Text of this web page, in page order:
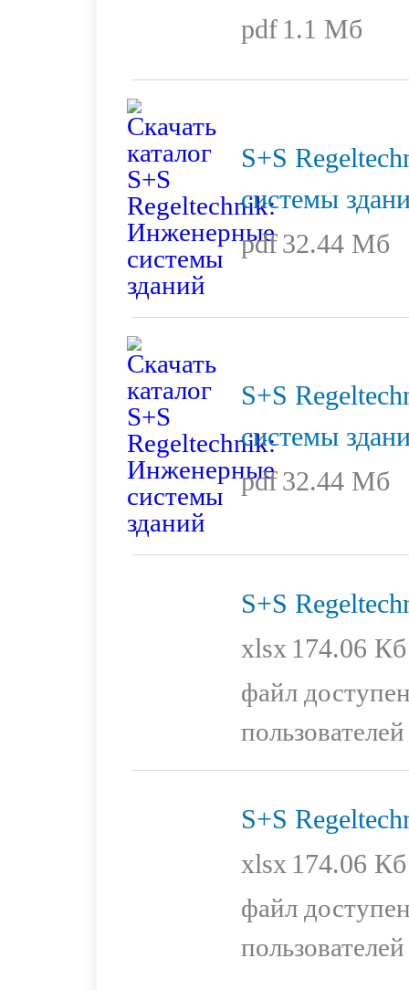
pdf 1.1 Мб
S+S
системы
pdf32.44 Мб
S+S
системы
pdf32.44 Мб
S+S
xlsx 174.06 Кб
файл
пользователей
S+S
xlsx 174.06 Кб
файл
пользователей